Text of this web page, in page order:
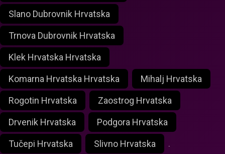
Slano Dubrovnik Hrvatska
Trnova Dubrovnik Hrvatska
Klek Hrvatska Hrvatska
Komarna Hrvatska Hrvatska Mihalj Hrvatska
Rogotin Hrvatska Zaostrog Hrvatska
Drvenik Hrvatska Podgora Hrvatska
Tučepi Hrvatska Slivno Hrvatska .